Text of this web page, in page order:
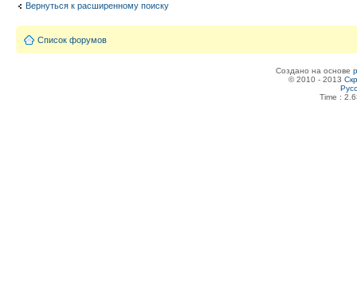
Вернуться к расширенному поиску
Список форумов
Создано на основе
© 2010 - 2013
Time :